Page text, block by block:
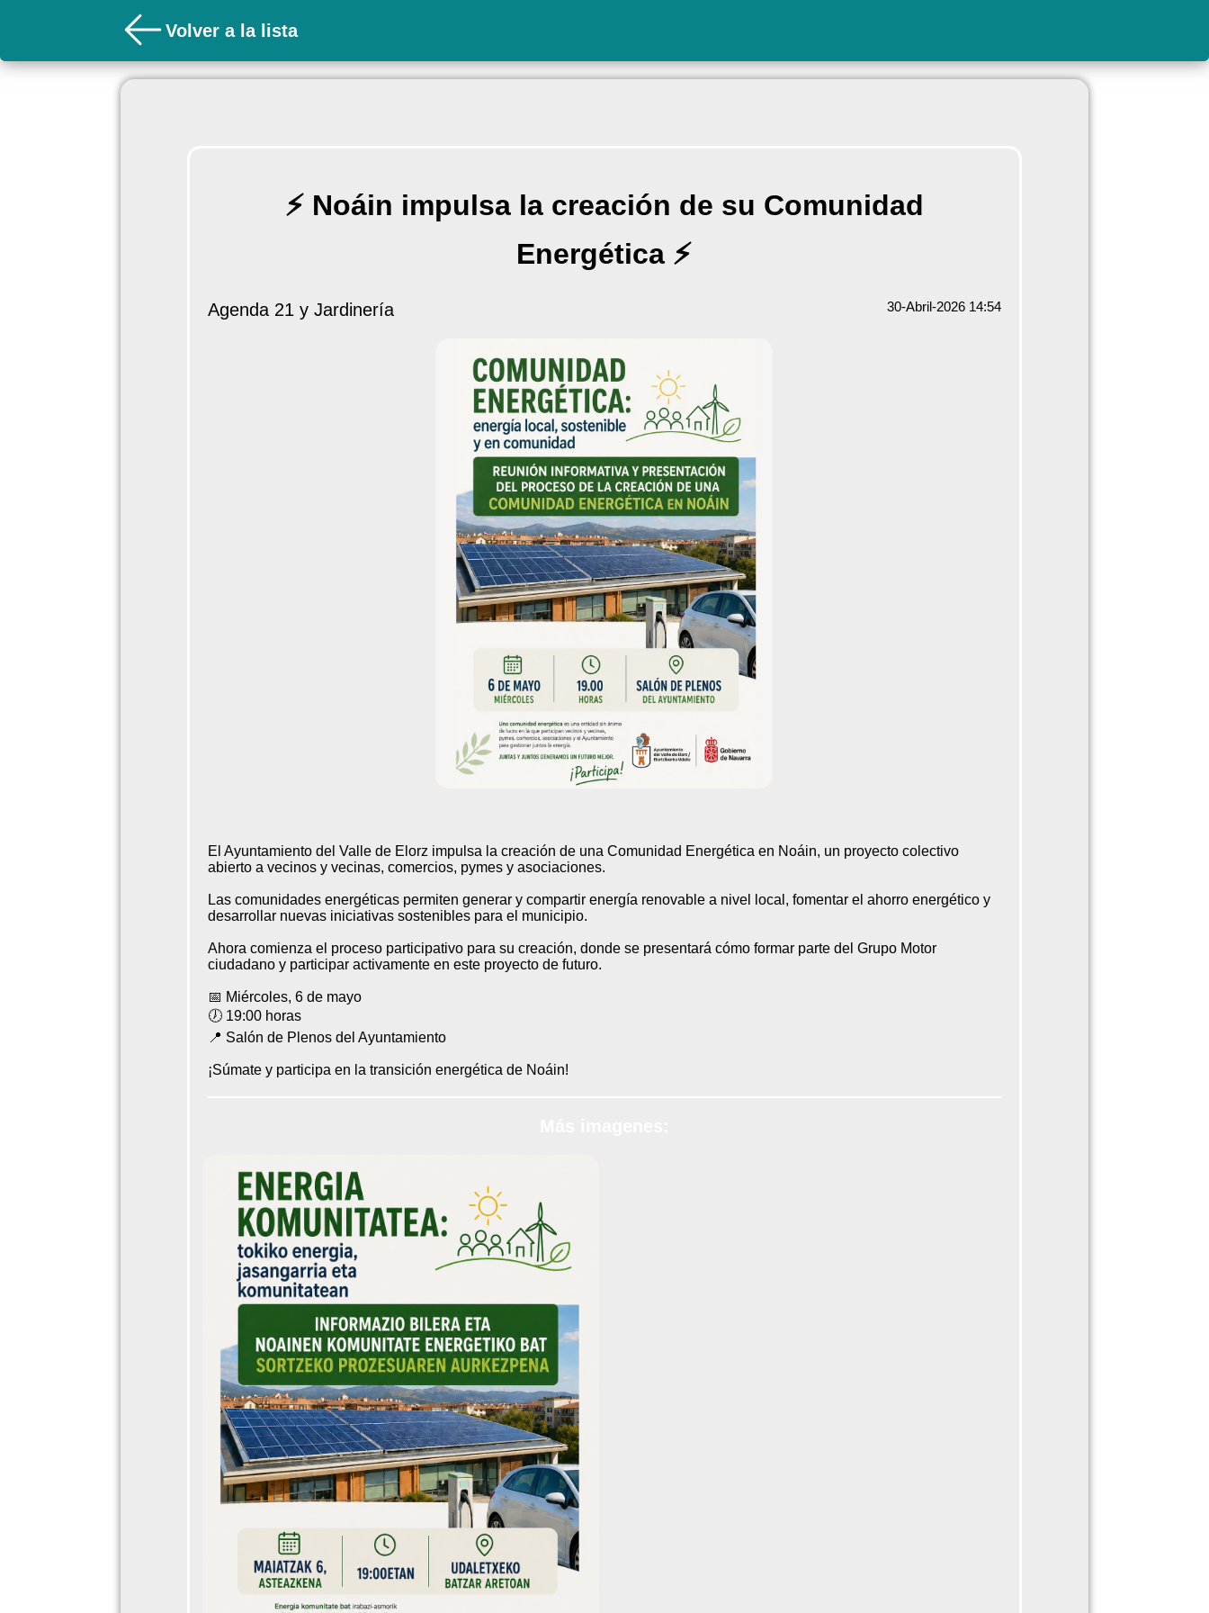
Volver a la lista
⚡ Noáin impulsa la creación de su Comunidad
Energética ⚡
Agenda 21 y Jardinería 30-Abril-2026 14:54
El Ayuntamiento del Valle de Elorz impulsa la creación de una Comunidad Energética en Noáin, un proyecto colectivo
abierto a vecinos y vecinas, comercios, pymes y asociaciones.
Las comunidades energéticas permiten generar y compartir energía renovable a nivel local, fomentar el ahorro energético y
desarrollar nuevas iniciativas sostenibles para el municipio.
Ahora comienza el proceso participativo para su creación, donde se presentará cómo formar parte del Grupo Motor
ciudadano y participar activamente en este proyecto de futuro.
📅 Miércoles, 6 de mayo
🕖 19:00 horas
📍 Salón de Plenos del Ayuntamiento
¡Súmate y participa en la transición energética de Noáin!